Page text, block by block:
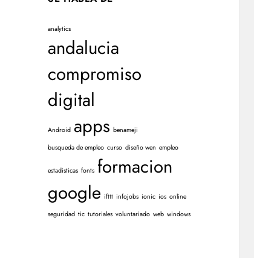
analytics
andalucia
compromiso
digital
Android apps benameji
busqueda de empleo curso diseño wen empleo
estadisticas fonts formacion
google ifttt infojobs ionic ios online
seguridad tic tutoriales voluntariado web windows